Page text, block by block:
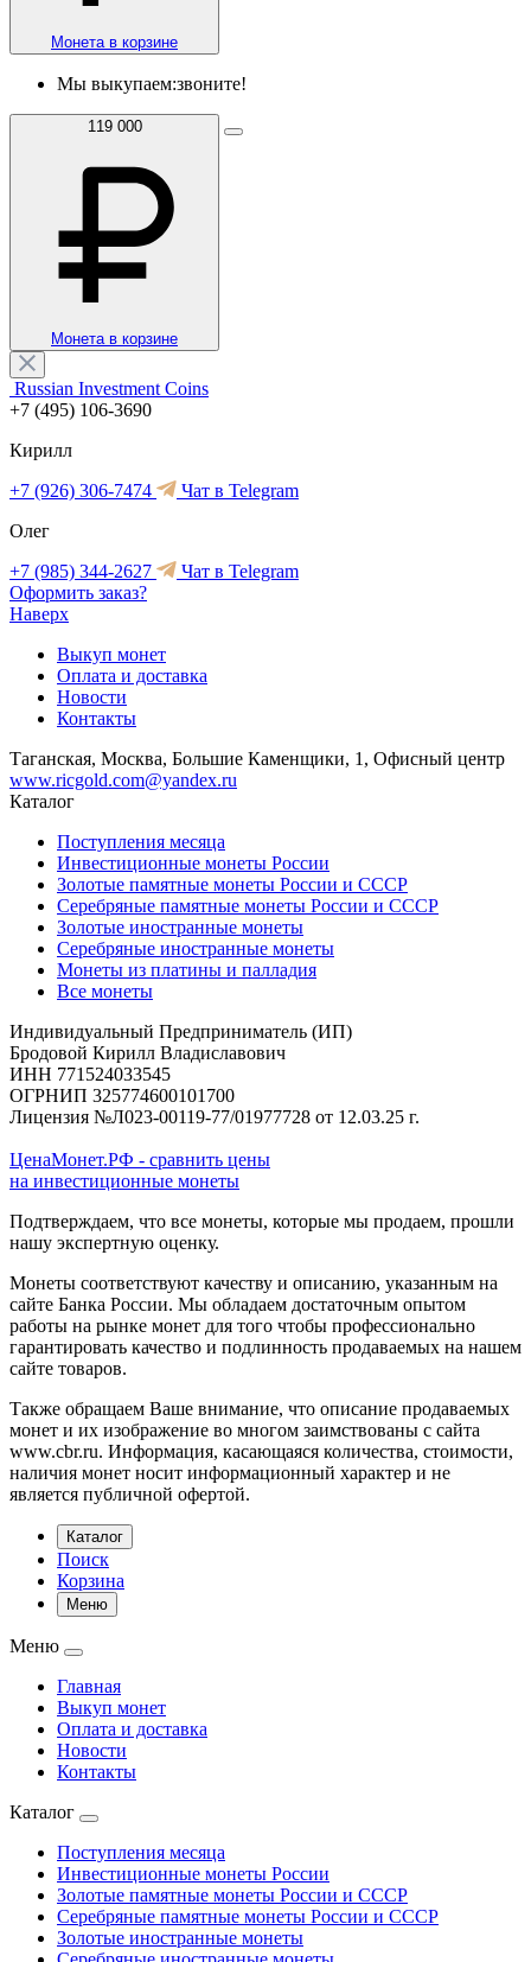
Монета в корзине
Мы выкупаем:звоните!
119 000
Монета в корзине
Russian Investment Coins
+7 (495) 106-3690
Кирилл
+7 (926) 306-7474
Чат в Telegram
Олег
+7 (985) 344-2627
Чат в Telegram
Оформить заказ?
Наверх
Выкуп монет
Оплата и доставка
Новости
Контакты
Таганская, Москва, Большие Каменщики, 1, Офисный центр
www.ricgold.com@yandex.ru
Каталог
Поступления месяца
Инвестиционные монеты России
Золотые памятные монеты России и СССР
Серебряные памятные монеты России и СССР
Золотые иностранные монеты
Серебряные иностранные монеты
Монеты из платины и палладия
Все монеты
Индивидуальный Предприниматель (ИП)
Бродовой Кирилл Владиславович
ИНН 771524033545
ОГРНИП 325774600101700
Лицензия №Л023-00119-77/01977728 от 12.03.25 г.
ЦенаМонет.РФ - сравнить цены
на инвестиционные монеты
Подтверждаем, что все монеты, которые мы продаем, прошли
нашу экспертную оценку.
Монеты соответствуют качеству и описанию, указанным на
сайте Банка России. Мы обладаем достаточным опытом
работы на рынке монет для того чтобы профессионально
гарантировать качество и подлинность продаваемых на нашем
сайте товаров.
Также обращаем Ваше внимание, что описание продаваемых
монет и их изображение во многом заимствованы с сайта
www.cbr.ru. Информация, касающаяся количества, стоимости,
наличия монет носит информационный характер и не
является публичной офертой.
Каталог
Поиск
Корзина
Меню
Меню
Главная
Выкуп монет
Оплата и доставка
Новости
Контакты
Каталог
Поступления месяца
Инвестиционные монеты России
Золотые памятные монеты России и СССР
Серебряные памятные монеты России и СССР
Золотые иностранные монеты